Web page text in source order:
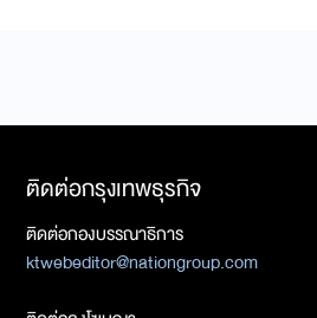
ติดต่อกรุงเทพธุรกิจ
ติดต่อกองบรรณาธิการ
ktwebeditor@nationgroup.com